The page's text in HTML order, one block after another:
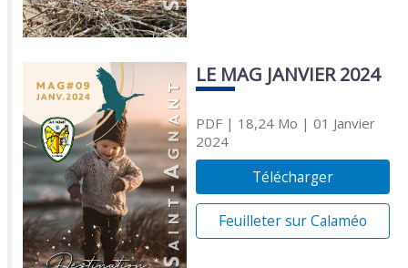
LE MAG JANVIER 2024
PDF| 18,24 Mo | 01 Janvier
2024
Télécharger
Feuilleter sur Calaméo